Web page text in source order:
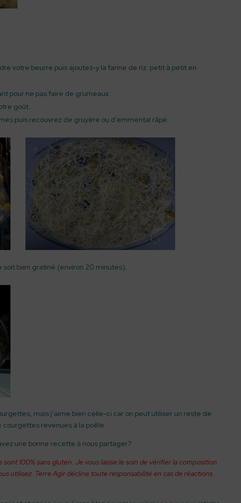
votre beurre puis ajoutez-y la farine de riz. petit à petit en
pour ne pas faire de grumeaux.
goût.
puis recouvrez de gruyère ou d’emmental râpé.
soit bien gratiné.(environ 20 minutes).
mais j’aime bien celle-ci car on peut utiliser un reste de
revenues à la poêle.
une bonne recette à nous partager?
100% sans gluten. Je vous laisse le soin de vérifier la composition
utilisez. Terre Agir décline toute responsabilité en cas de réactions